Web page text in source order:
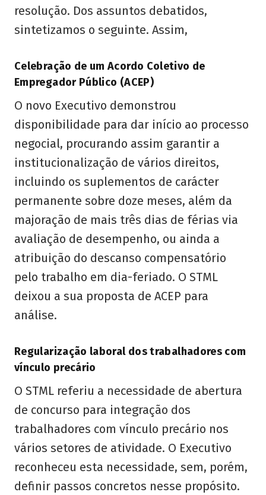
resolução. Dos assuntos debatidos,
sintetizamos o seguinte. Assim,
Celebração de um Acordo Coletivo de
Empregador Público (ACEP)
O novo Executivo demonstrou
disponibilidade para dar início ao processo
negocial, procurando assim garantir a
institucionalização de vários direitos,
incluindo os suplementos de carácter
permanente sobre doze meses, além da
majoração de mais três dias de férias via
avaliação de desempenho, ou ainda a
atribuição do descanso compensatório
pelo trabalho em dia-feriado. O STML
deixou a sua proposta de ACEP para
análise.
Regularização laboral dos trabalhadores com
vínculo precário
O STML referiu a necessidade de abertura
de concurso para integração dos
trabalhadores com vínculo precário nos
vários setores de atividade. O Executivo
reconheceu esta necessidade, sem, porém,
definir passos concretos nesse propósito.